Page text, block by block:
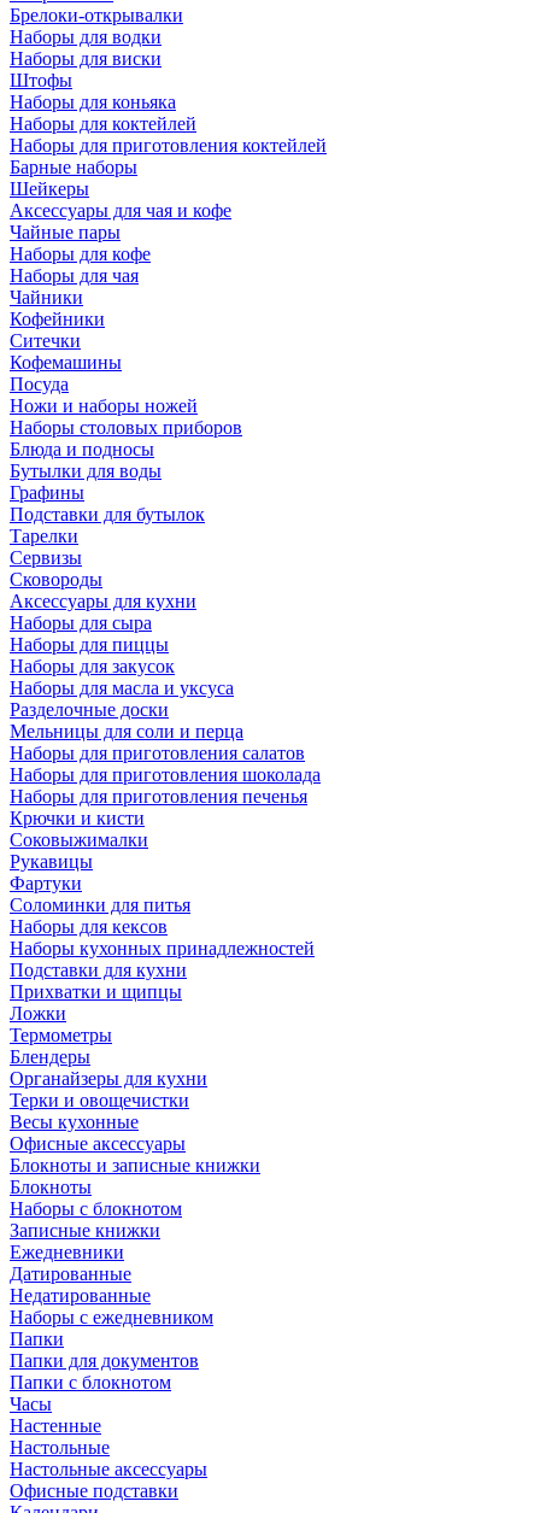
Брелоки-открывалки
Наборы для водки
Наборы для виски
Штофы
Наборы для коньяка
Наборы для коктейлей
Наборы для приготовления коктейлей
Барные наборы
Шейкеры
Аксессуары для чая и кофе
Чайные пары
Наборы для кофе
Наборы для чая
Чайники
Кофейники
Ситечки
Кофемашины
Посуда
Ножи и наборы ножей
Наборы столовых приборов
Блюда и подносы
Бутылки для воды
Графины
Подставки для бутылок
Тарелки
Сервизы
Сковороды
Аксессуары для кухни
Наборы для сыра
Наборы для пиццы
Наборы для закусок
Наборы для масла и уксуса
Разделочные доски
Мельницы для соли и перца
Наборы для приготовления салатов
Наборы для приготовления шоколада
Наборы для приготовления печенья
Крючки и кисти
Соковыжималки
Рукавицы
Фартуки
Соломинки для питья
Наборы для кексов
Наборы кухонных принадлежностей
Подставки для кухни
Прихватки и щипцы
Ложки
Термометры
Блендеры
Органайзеры для кухни
Терки и овощечистки
Весы кухонные
Офисные аксессуары
Блокноты и записные книжки
Блокноты
Наборы с блокнотом
Записные книжки
Ежедневники
Датированные
Недатированные
Наборы с ежедневником
Папки
Папки для документов
Папки с блокнотом
Часы
Настенные
Настольные
Настольные аксессуары
Офисные подставки